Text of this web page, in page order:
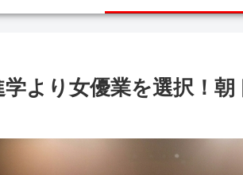
より女優業を選択！